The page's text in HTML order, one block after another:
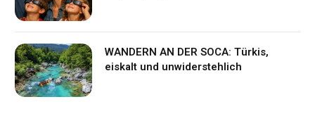
WANDERN AN DER SOCA: Türkis,
eiskalt und unwiderstehlich